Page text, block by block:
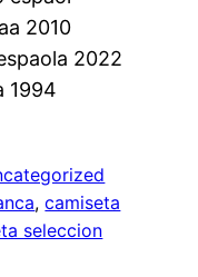
, camiseta
seleccion